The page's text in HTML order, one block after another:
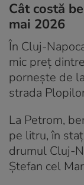
Cât costă
mai 2026
În Cluj-
mic preț
pornește de
strada
La Petrom,
pe litru, în
drumul Cluj-
Ștefan cel